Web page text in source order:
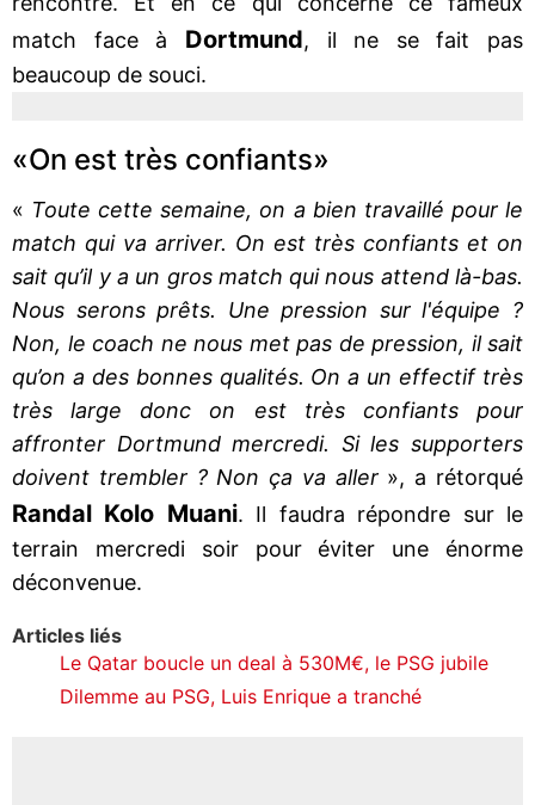
match face à Dortmund, il ne se fait pas
beaucoup de souci.
«On est très confiants»
« Toute cette semaine, on a bien travaillé pour le
match qui va arriver. On est très confiants et on
sait qu’il y a un gros match qui nous attend là-bas.
Nous serons prêts. Une pression sur l'équipe ?
Non, le coach ne nous met pas de pression, il sait
qu’on a des bonnes qualités. On a un effectif très
très large donc on est très confiants pour
affronter Dortmund mercredi. Si les supporters
doivent trembler ? Non ça va aller», a rétorqué
Randal Kolo Muani. Il faudra répondre sur le
terrain mercredi soir pour éviter une énorme
déconvenue.
Articles liés
Le Qatar boucle un deal à 530M€, le PSG jubile
Dilemme au PSG, Luis Enrique a tranché